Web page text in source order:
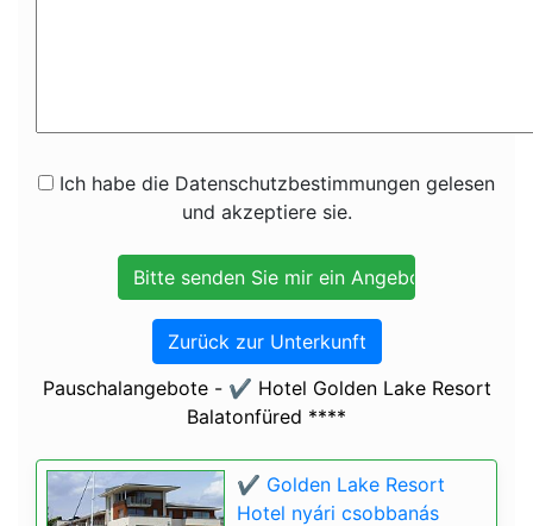
Ich habe die Datenschutzbestimmungen gelesen
und akzeptiere sie.
Zurück zur Unterkunft
Pauschalangebote - ✔️ Hotel Golden Lake Resort
Balatonfüred ****
✔️ Golden Lake Resort
Hotel nyári csobbanás